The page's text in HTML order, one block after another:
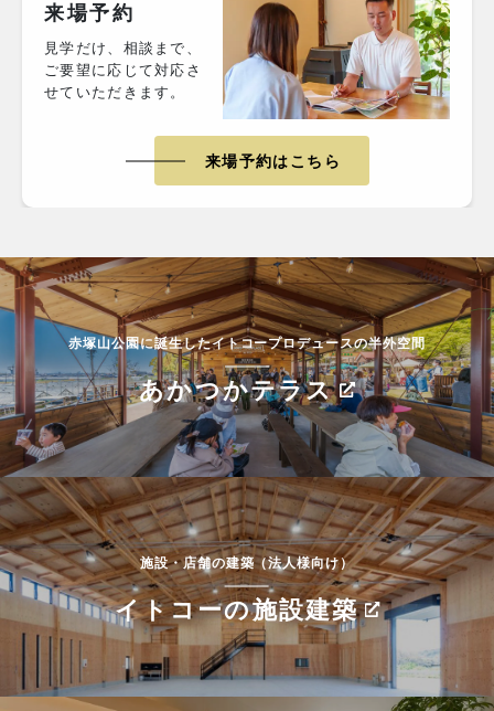
来場予約
見学だけ、相談まで、
ご要望に応じて対応さ
せていただきます。
来場予約はこちら
赤塚山公園に誕生したイトコープロデュースの半外空間
あかつかテラス
施設・店舗の建築（法人様向け）
イトコーの施設建築